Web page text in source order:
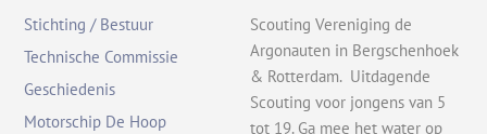
Stichting / Bestuur
Technische Commissie
Geschiedenis
Motorschip De Hoop
Scouting Vereniging de
Argonauten in Bergschenhoek
& Rotterdam. Uitdagende
Scouting voor jongens van 5
tot 19. Ga mee het water op